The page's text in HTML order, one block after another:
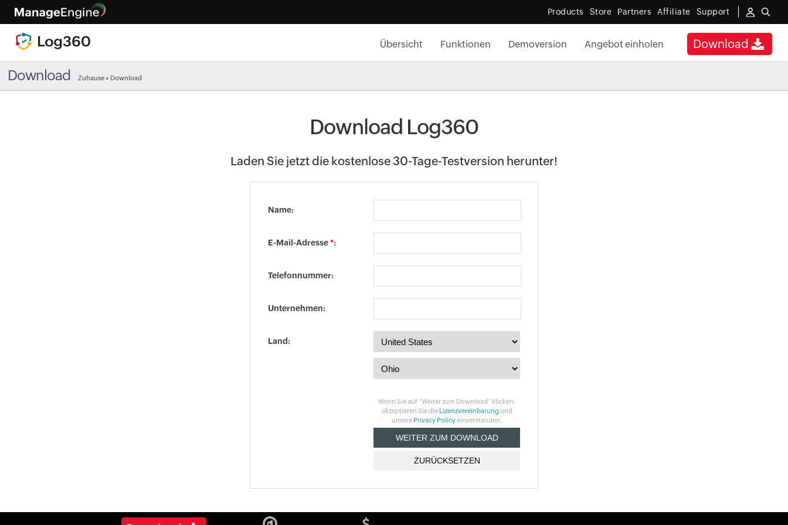
Products Store Partners Affiliate Support
Download
Übersicht Funktionen Demoversion Angebot einholen
Download Zuhause » Download
Download Log360
Laden Sie jetzt die kostenlose 30-Tage-Testversion herunter!
Name:
E-Mail-Adresse*:
Telefonnummer:
Unternehmen:
Land:
Wenn Sie auf “Weiter zum Download“ klicken,
akzeptieren Sie die Lizenzvereinbarung und
unsere Privacy Policyeinverstanden.